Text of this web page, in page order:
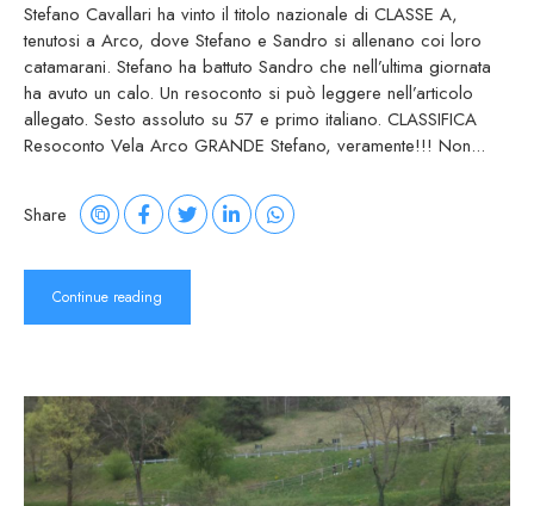
Stefano Cavallari ha vinto il titolo nazionale di CLASSE A,
tenutosi a Arco, dove Stefano e Sandro si allenano coi loro
catamarani. Stefano ha battuto Sandro che nell’ultima giornata
ha avuto un calo. Un resoconto si può leggere nell’articolo
allegato. Sesto assoluto su 57 e primo italiano. CLASSIFICA
Resoconto Vela Arco GRANDE Stefano, veramente!!! Non...
Share
Continue reading